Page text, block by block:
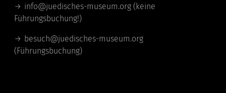
info@juedisches-museum.org (keine
Führungsbuchung!)
besuch@juedisches-museum.org
(Führungsbuchung)